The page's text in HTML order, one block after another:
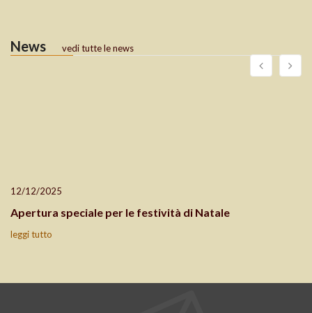
News vedi tutte le news
12/12/2025
Apertura speciale per le festività di Natale
leggi tutto